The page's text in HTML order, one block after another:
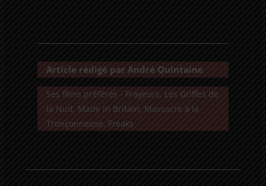
Article rédigé par André Quintaine
Ses films préférés - Frayeurs, Les Griffes de
la Nuit, Made in Britain, Massacre à la
Tronçonneuse, Freaks